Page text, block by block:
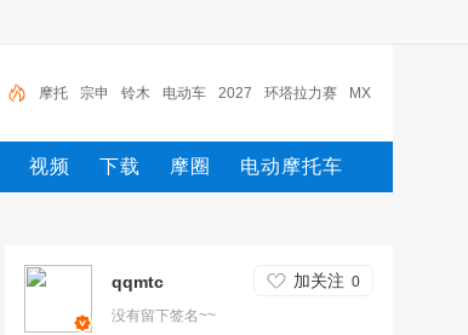
摩托 宗申 铃木 电动车 2027 环塔拉力赛 MX
GP Moto2 摩托车 yamaha
视频 下载 摩圈 电动摩托车
qqmtc 加关注 0
没有留下签名~~